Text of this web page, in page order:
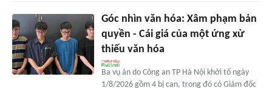
Góc nhìn văn hóa: Xâm phạm bản
quyền - Cái giá của một ứng xử
thiếu văn hóa
Ba vụ án do Công an TP Hà Nội khởi tố ngày
1/8/2026 gồm 4 bị can, trong đó có Giám đốc